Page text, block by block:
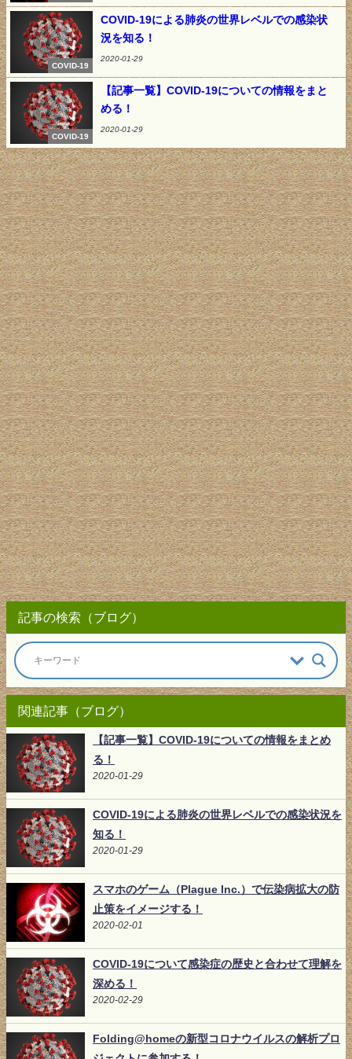
COVID-19
COVID-19による肺炎の世界レベルでの感染状
況を知る！
2020-01-29
COVID-19
【記事一覧】COVID-19についての情報をまと
める！
2020-01-29
記事の検索（ブログ）
関連記事（ブログ）
【記事一覧】COVID-19についての情報をまとめ
る！
2020-01-29
COVID-19による肺炎の世界レベルでの感染状況を
知る！
2020-01-29
スマホのゲーム（Plague Inc.）で伝染病拡大の防
止策をイメージする！
2020-02-01
COVID-19について感染症の歴史と合わせて理解を
深める！
2020-02-29
Folding@homeの新型コロナウイルスの解析プロ